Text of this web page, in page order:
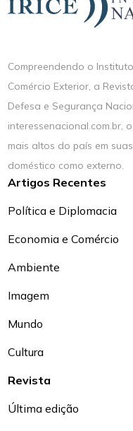
Compreendendo o
Comércio Exterior, a
Defesa e Segurança
interessenacional.com.br,
mais altos do país em
doméstico como externo.
Artigos Recentes
Política e Diplomacia
Economia e Comércio
Ambiente
Imagem
Mundo
Cultura
Revista
Última edição